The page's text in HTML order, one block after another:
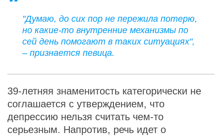
"Думаю, до сих пор не пережила потерю,
но какие-то внутренние механизмы по
сей день помогают в таких ситуациях",
– признается певица.
39-летняя знаменитость категорически не
соглашается с утверждением, что
депрессию нельзя считать чем-то
серьезным. Напротив, речь идет о